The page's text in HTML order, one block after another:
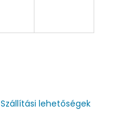
Szállítási lehetőségek